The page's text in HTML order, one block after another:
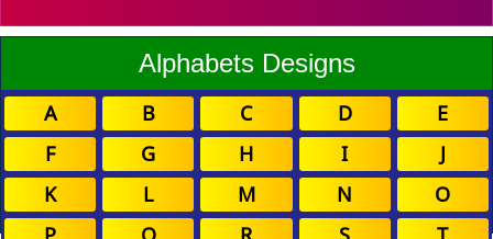
Alphabets Designs
A B C D
E
F
G H I
J
K
L M N
O